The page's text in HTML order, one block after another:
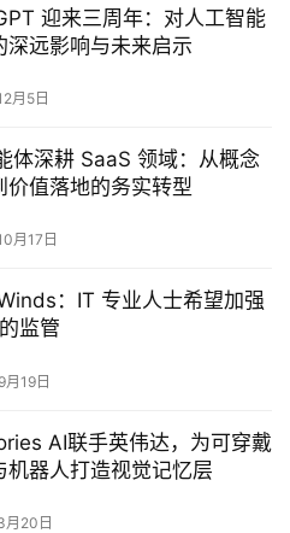
迎来三周年：对人工智能
深远影响与未来启示
月5日
体深耕 SaaS 领域：从概念
价值落地的务实转型
月17日
：IT 专业人士希望加强
监管
19日
AI联手英伟达，为可穿戴
机器人打造视觉记忆层
月20日